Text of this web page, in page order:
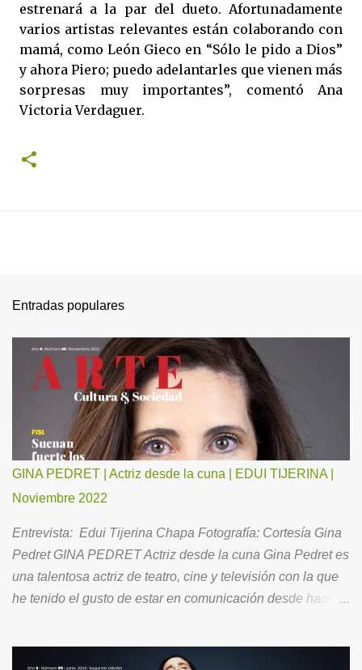
estrenará a la par del dueto. Afortunadamente
varios artistas relevantes están colaborando con
mamá, como León Gieco en “Sólo le pido a Dios”
y ahora Piero; puedo adelantarles que vienen más
sorpresas muy importantes”, comentó Ana
Victoria Verdaguer.
Entradas populares
GINA PEDRET | Actriz desde la cuna | EDUI TIJERINA |
Noviembre 2022
Entrevista: Edui Tijerina Chapa Fotografía: Cortesía Gina
Pedret GINA PEDRET Actriz desde la cuna Gina Pedret es
una talentosa actriz de teatro, cine y televisión con la que
he tenido el gusto de estar en comunicación desde hace
acerca de su brillante trayectoria, así como de su vida